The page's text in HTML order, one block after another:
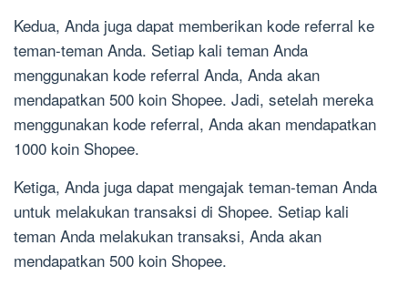
Kedua, Anda juga dapat memberikan kode referral ke
teman-teman Anda. Setiap kali teman Anda
menggunakan kode referral Anda, Anda akan
mendapatkan 500 koin Shopee. Jadi, setelah mereka
menggunakan kode referral, Anda akan mendapatkan
1000 koin Shopee.
Ketiga, Anda juga dapat mengajak teman-teman Anda
untuk melakukan transaksi di Shopee. Setiap kali
teman Anda melakukan transaksi, Anda akan
mendapatkan 500 koin Shopee.